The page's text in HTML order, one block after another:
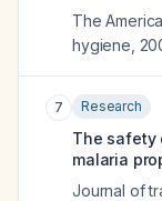
The
hygiene
7 Research
The safety
malaria
Journal of